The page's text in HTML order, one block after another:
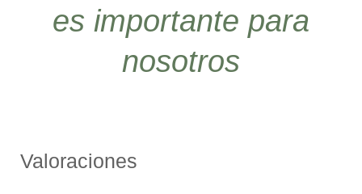
es importante para
nosotros
Valoraciones